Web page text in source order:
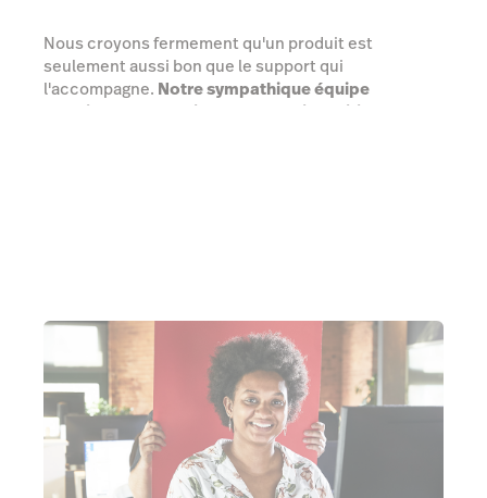
Nous croyons fermement qu'un produit est
seulement aussi bon que le support qui
l'accompagne. Notre sympathique équipe
d'assistance technique est à la disposition de